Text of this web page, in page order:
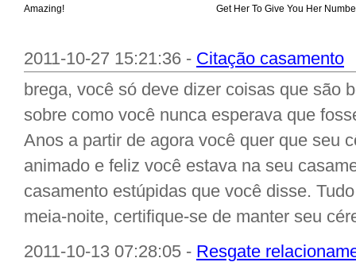
Amazing!
Get Her To Give You Her Numbe
2011-10-27 15:21:36 - Citação casamento
brega, você só deve dizer coisas que são
sobre como você nunca esperava que
Anos a partir de agora você quer que seu
animado e feliz você estava na seu
casamento estúpidas que você disse.
meia-noite, certifique-se de manter seu
2011-10-13 07:28:05 - Resgate